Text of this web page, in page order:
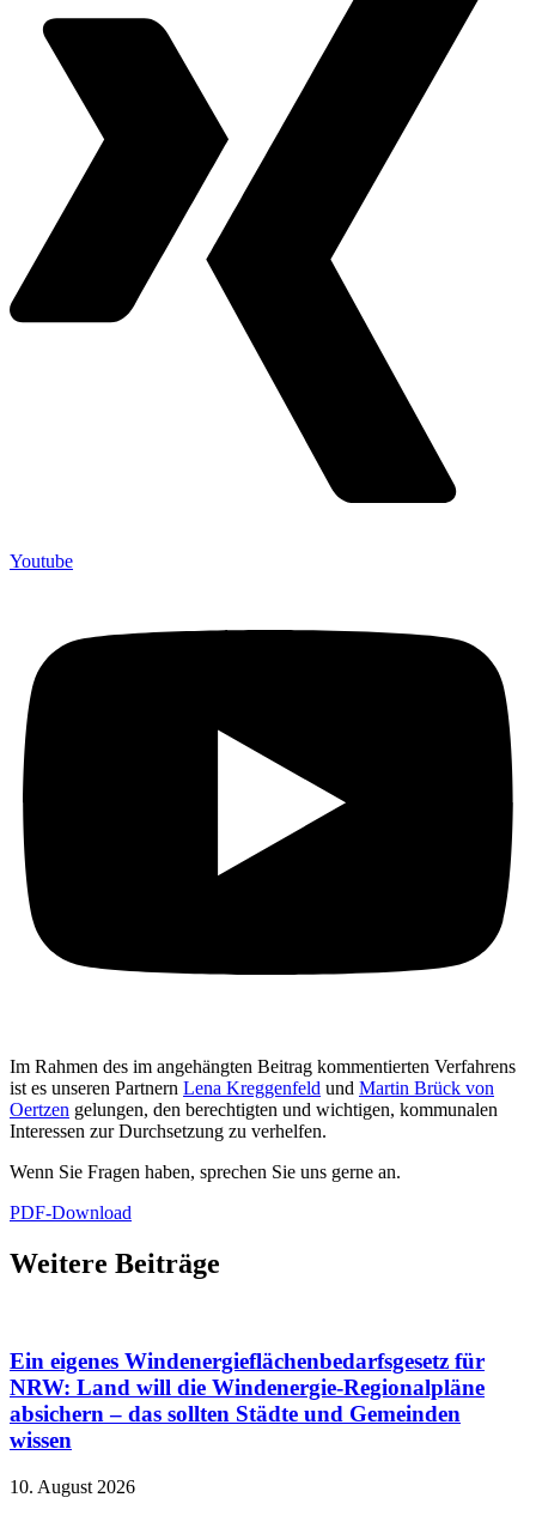
Youtube
Im Rahmen des im angehängten Beitrag kommentierten Verfahrens
ist es unseren Partnern Lena Kreggenfeld und Martin Brück von
Oertzen gelungen, den berechtigten und wichtigen, kommunalen
Interessen zur Durchsetzung zu verhelfen.
Wenn Sie Fragen haben, sprechen Sie uns gerne an.
PDF-Download
Weitere Beiträge
Ein eigenes Windenergieflächenbedarfsgesetz für
NRW: Land will die Windenergie-Regionalpläne
absichern – das sollten Städte und Gemeinden
wissen
10. August 2026